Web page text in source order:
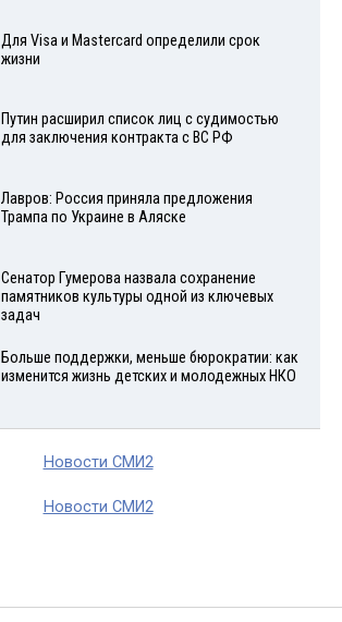
Для Visа и Mastercard определили срок
жизни
Путин расширил список лиц с судимостью
для заключения контракта с ВС РФ
Лавров: Россия приняла предложения
Трампа по Украине в Аляске
Сенатор Гумерова назвала сохранение
памятников культуры одной из ключевых
задач
Больше поддержки, меньше бюрократии: как
изменится жизнь детских и молодежных НКО
Новости СМИ2
Новости СМИ2